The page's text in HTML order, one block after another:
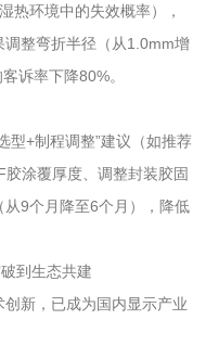
热环境中的失效概率），
整弯折半径（从1.0mm增
诉率下降80%。
型+制程调整”建议（如推荐
涂覆厚度、调整封装胶固
9个月降至6个月），降低
到生态共建
创新，已成为国内显示产业